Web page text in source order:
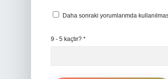
Daha sonraki yorumlarımda
9 - 5 kaçtır? *